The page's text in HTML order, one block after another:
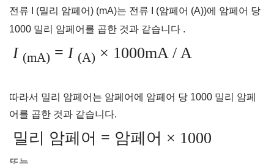
전류 I (밀리 암페어) (mA)는 전류 I (암페어 (A))에 암페어 당
1000 밀리 암페어를 곱한 것과 같습니다 .
I (mA) = I (A) × 1000mA / A
따라서 밀리 암페어는 암페어에 암페어 당 1000 밀리 암페
어를 곱한 것과 같습니다.
밀리 암페어 = 암페어 × 1000